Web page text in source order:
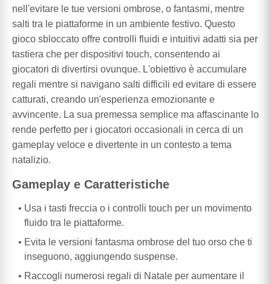
nell'evitare le tue versioni ombrose, o fantasmi, mentre
salti tra le piattaforme in un ambiente festivo. Questo
gioco sbloccato offre controlli fluidi e intuitivi adatti sia per
tastiera che per dispositivi touch, consentendo ai
giocatori di divertirsi ovunque. L'obiettivo è accumulare
regali mentre si navigano salti difficili ed evitare di essere
catturati, creando un'esperienza emozionante e
avvincente. La sua premessa semplice ma affascinante lo
rende perfetto per i giocatori occasionali in cerca di un
gameplay veloce e divertente in un contesto a tema
natalizio.
Gameplay e Caratteristiche
Usa i tasti freccia o i controlli touch per un movimento
fluido tra le piattaforme.
Evita le versioni fantasma ombrose del tuo orso che ti
inseguono, aggiungendo suspense.
Raccogli numerosi regali di Natale per aumentare il